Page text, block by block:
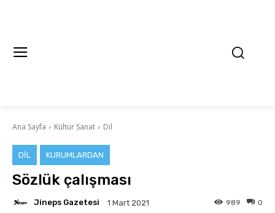
Ana Sayfa Kültür Sanat Dil
DIL KURUMLARDAN
Sözlük çalışması
Jineps Gazetesi 1 Mart 2021 0
989